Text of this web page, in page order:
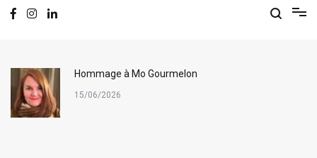
Hommage à Mo Gourmelon
15/06/2026